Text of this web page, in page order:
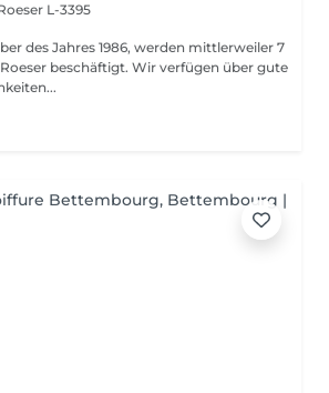
L-3395
des Jahres 1986, werden mittlerweiler 7
beschäftigt. Wir verfügen über gute